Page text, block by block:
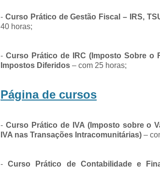
- Curso Prático de Gestão Fiscal – IRS,
40 horas;
- Curso Prático de IRC (Imposto Sobre o
Impostos Diferidos – com 25 horas;
Página de cursos
- Curso Prático de IVA (Imposto sobre o
IVA nas Transações Intracomunitárias) –
-Curso Prático de Contabilidade e